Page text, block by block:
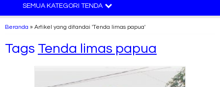
SEMUA KATEGORI TENDA
Beranda » Artikel yang ditandai 'Tenda limas papua'
Tags Tenda limas papua